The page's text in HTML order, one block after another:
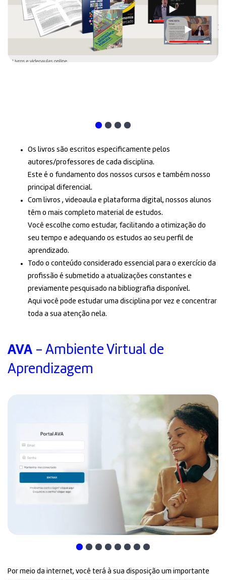
Os livros são escritos especificamente pelos
autores/professores de cada disciplina.
Este é o fundamento dos nossos cursos e também nosso
principal diferencial.
Com livros , videoaula e plataforma digital, nossos alunos
têm o mais completo material de estudos.
Você escolhe como estudar, facilitando a otimização do
seu tempo e adequando os estudos ao seu perfil de
aprendizado.
Todo o conteúdo considerado essencial para o exercício da
profissão é submetido a atualizações constantes e
previamente pesquisado na bibliografia disponível.
Aqui você pode estudar uma disciplina por vez e concentrar
toda a sua atenção nela.
AVA - Ambiente Virtual de
Aprendizagem
Por meio da internet, você terá à sua disposição um importante